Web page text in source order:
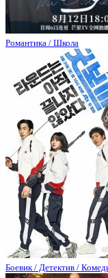
Романтика / Школа
Боевик / Детектив /